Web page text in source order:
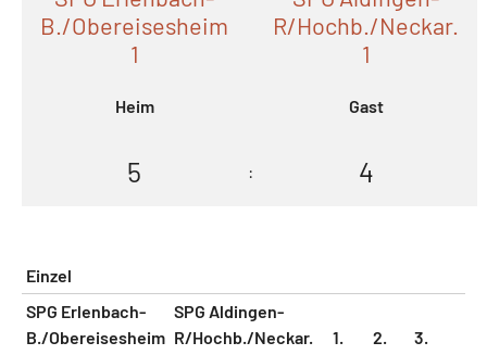
B./Obereisesheim
1
Heim
R/Hochb./Neckar.
1
Gast
5 : 4
Einzel
SPG Erlenbach-
B./Obereisesheim
SPG Aldingen-
R/Hochb./Neckar.
1.
2.
3.